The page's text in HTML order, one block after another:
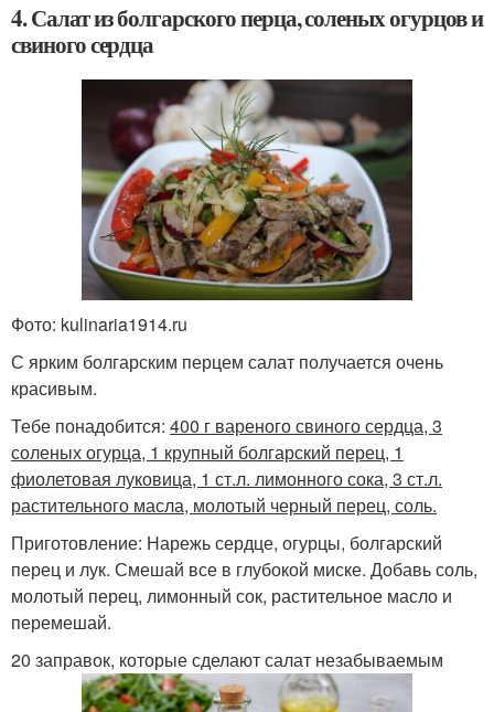
4. Салат из болгарского перца, соленых огурцов и
свиного сердца
Фото: kulinaria1914.ru
С ярким болгарским перцем салат получается очень
красивым.
Тебе понадобится: 400 г вареного свиного сердца, 3
соленых огурца, 1 крупный болгарский перец, 1
фиолетовая луковица, 1 ст.л. лимонного сока, 3 ст.л.
растительного масла, молотый черный перец, соль.
Приготовление: Нарежь сердце, огурцы, болгарский
перец и лук. Смешай все в глубокой миске. Добавь соль,
молотый перец, лимонный сок, растительное масло и
перемешай.
20 заправок, которые сделают салат незабываемым